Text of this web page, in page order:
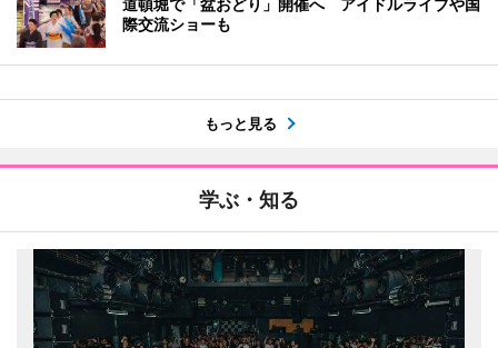
際交流ショーも
もっと見る
学ぶ・知る